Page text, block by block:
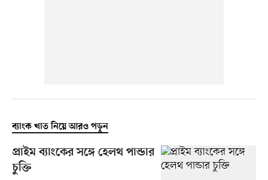
ব্যাংক খাত নিয়ে আরও পড়ুন
প্রাইম ব্যাংকের সঙ্গে হেলথ পান্ডার
চুক্তি